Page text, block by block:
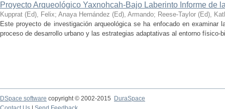
Proyecto Arqueológico Yaxnohcah-Bajo Laberinto Informe de
Kupprat (Ed), Felix; Anaya Hernández (Ed), Armando; Reese-Taylor (Ed),
Este proyecto de investigación arqueológica se ha enfocado en examinar
proceso de desarrollo urbano y las estrategias adaptativas al entorno físico-
DSpace software copyright © 2002-2015
DuraSpace